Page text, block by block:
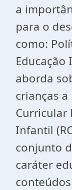
a
para o
como:
Educação
aborda
crianças a
Curricular
Infantil
conjunto
caráter